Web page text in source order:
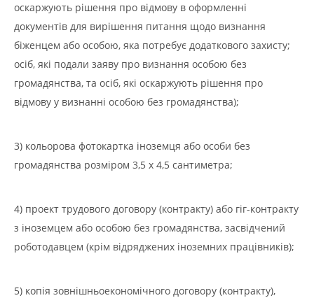
оскаржують рішення про відмову в оформленні
документів для вирішення питання щодо визнання
біженцем або особою, яка потребує додаткового захисту;
осіб, які подали заяву про визнання особою без
громадянства, та осіб, які оскаржують рішення про
відмову у визнанні особою без громадянства);
3) кольорова фотокартка іноземця або особи без
громадянства розміром 3,5 х 4,5 сантиметра;
4) проект трудового договору (контракту) або гіг-контракту
з іноземцем або особою без громадянства, засвідчений
роботодавцем (крім відряджених іноземних працівників);
5) копія зовнішньоекономічного договору (контракту),